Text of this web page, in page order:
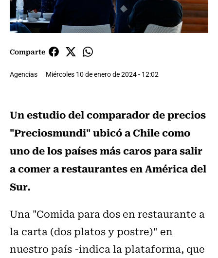
Comparte
Agencias Miércoles 10 de enero de 2024 - 12:02
Un estudio del comparador de precios
"Preciosmundi" ubicó a Chile como
uno de los países más caros para salir
a comer a restaurantes en América del
Sur.
Una "Comida para dos en restaurante a
la carta (dos platos y postre)" en
nuestro país -indica la plataforma, que